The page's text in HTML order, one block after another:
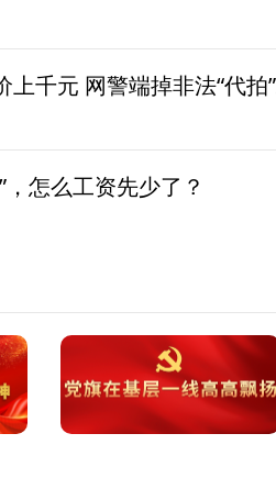
上千元 网警端掉非法“代拍
怎么工资先少了？